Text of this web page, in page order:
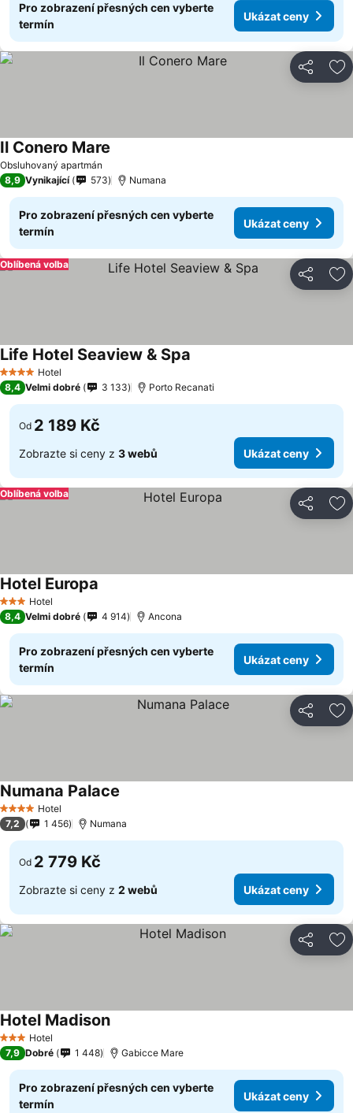
Pro zobrazení přesných cen vyberte
termín
Ukázat ceny
Sdílet
Obsluhovaný apartmán
Il Conero Mare
8,9 Vynikající 573 Numana
Pro zobrazení přesných cen vyberte
termín
Ukázat ceny
Sdílet
Oblíbená volba
4 Počet hvězdiček
Hotel
Life Hotel Seaview & Spa
8,4 Velmi dobré 3 133 Porto Recanati
Od 2 189 Kč
Zobrazte si ceny z 3 webů Ukázat ceny
Sdílet
Oblíbená volba
3 Počet hvězdiček
Hotel
Hotel Europa
8,4 Velmi dobré 4 914 Ancona
Pro zobrazení přesných cen vyberte
termín
Ukázat ceny
Sdílet
4 Počet hvězdiček
Hotel
Numana Palace
7,2 1 456 Numana
Od 2 779 Kč
Zobrazte si ceny z 2 webů Ukázat ceny
Sdílet
3 Počet hvězdiček
Hotel
Hotel Madison
7,9 Dobré 1 448 Gabicce Mare
Pro zobrazení přesných cen vyberte
termín
Ukázat ceny